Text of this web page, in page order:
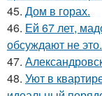
45. Дом в горах.
46. Ей 67 лет,
обсуждают не это.
47.
48. Уют в